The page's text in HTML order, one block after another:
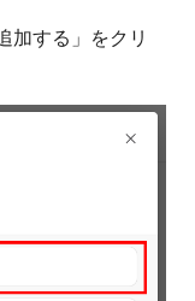
加する」をクリ